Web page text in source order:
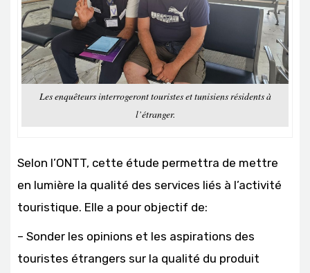
Les enquêteurs interrogeront touristes et tunisiens résidents à
l’étranger.
Selon l’ONTT, cette étude permettra de mettre
en lumière la qualité des services liés à l’activité
touristique. Elle a pour objectif de:
– Sonder les opinions et les aspirations des
touristes étrangers sur la qualité du produit